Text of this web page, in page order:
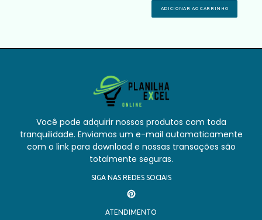
ADICIONAR AO CARRINHO
Você pode adquirir nossos produtos com toda
tranquilidade. Enviamos um e-mail automaticamente
com o link para download e nossas transações são
totalmente seguras.
SIGA NAS REDES SOCIAIS
Pinterest
ATENDIMENTO